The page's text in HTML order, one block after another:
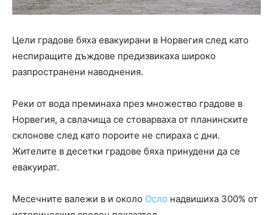
Цели градове бяха евакуирани в Норвегия след като
неспиращите дъждове предизвикаха широко
разпространени наводнения.
Реки от вода преминаха през множество градове в
Норвегия, а свлачища се стоварваха от планинските
склонове след като пороите не спираха с дни.
Жителите в десетки градове бяха принудени да се
евакуират.
Месечните валежи в и около Осло надвишиха 300% от